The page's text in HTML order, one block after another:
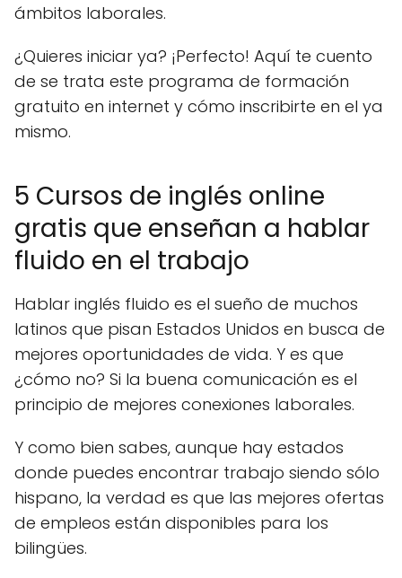
ámbitos laborales.
¿Quieres iniciar ya? ¡Perfecto! Aquí te cuento
de se trata este programa de formación
gratuito en internet y cómo inscribirte en el ya
mismo.
5 Cursos de inglés online
gratis que enseñan a hablar
fluido en el trabajo
Hablar inglés fluido es el sueño de muchos
latinos que pisan Estados Unidos en busca de
mejores oportunidades de vida. Y es que
¿cómo no? Si la buena comunicación es el
principio de mejores conexiones laborales.
Y como bien sabes, aunque hay estados
donde puedes encontrar trabajo siendo sólo
hispano, la verdad es que las mejores ofertas
de empleos están disponibles para los
bilingües.